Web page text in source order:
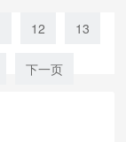
12 13
下一页